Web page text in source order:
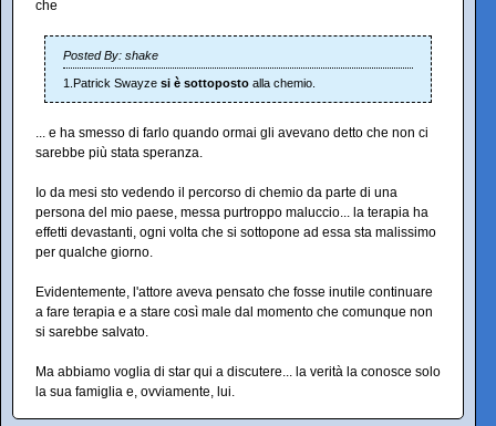
che
Posted By: shake
1.Patrick Swayze si è sottoposto alla chemio.
... e ha smesso di farlo quando ormai gli avevano detto che non ci
sarebbe più stata speranza.
Io da mesi sto vedendo il percorso di chemio da parte di una
persona del mio paese, messa purtroppo maluccio... la terapia ha
effetti devastanti, ogni volta che si sottopone ad essa sta malissimo
per qualche giorno.
Evidentemente, l'attore aveva pensato che fosse inutile continuare
a fare terapia e a stare così male dal momento che comunque non
si sarebbe salvato.
Ma abbiamo voglia di star qui a discutere... la verità la conosce solo
la sua famiglia e, ovviamente, lui.